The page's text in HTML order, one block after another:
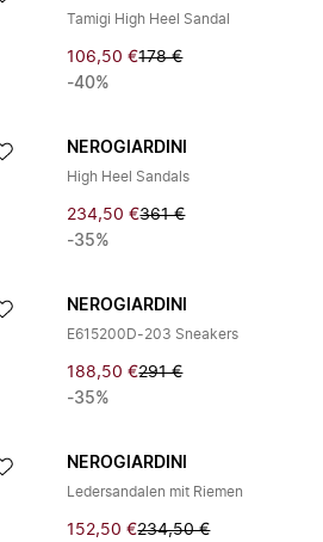
Tamigi High Heel Sandal
106,50 €178 €
-40%
NEROGIARDINI
High Heel Sandals
234,50 €361 €
-35%
NEROGIARDINI
E615200D-203 Sneakers
188,50 €291 €
-35%
NEROGIARDINI
Ledersandalen mit Riemen
152,50 €234,50 €